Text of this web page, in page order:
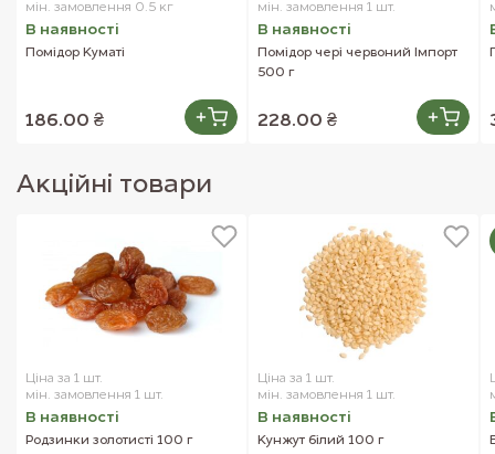
мін. замовлення 0.5 кг
В наявностi
Помідор Куматі
186.00 ₴
мін. замовлення 1 шт.
В наявностi
Помідор чері червоний Імпорт
500 г
228.00 ₴
Акцiйнi товари
Ціна за 1 шт.
мін. замовлення 1 шт.
В наявностi
Родзинки золотисті 100 г
Ціна за 1 шт.
мін. замовлення 1 шт.
В наявностi
Кунжут білий 100 г